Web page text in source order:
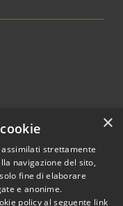
© 2026 • Comune di
×
strettamente
navigazione del sito,
fine di elaborare
e anonime.
policy al seguente link